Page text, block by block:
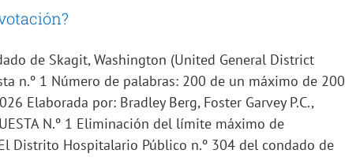
de Skagit, Washington (United General District
n.º 1 Número de palabras: 200 de un máximo de 200
Elaborada por: Bradley Berg, Foster Garvey P.C.,
N.º 1 Eliminación del límite máximo de
Distrito Hospitalario Público n.º 304 del condado de